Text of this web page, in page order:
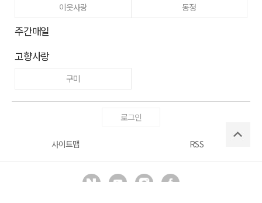
이웃사랑
동정
주간매일
고향사랑
구미
로그인
사이트맵 RSS